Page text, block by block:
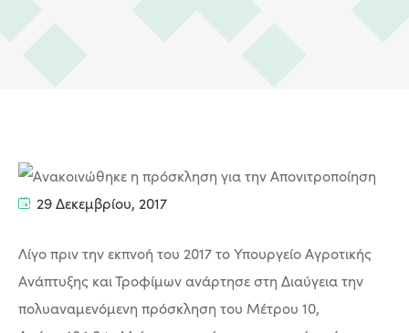
29 Δεκεμβρίου, 2017
Λίγο πριν την εκπνοή του 2017 το Υπουργείο Αγροτικής
Ανάπτυξης και Τροφίμων ανάρτησε στη Διαύγεια την
πολυαναμενόμενη πρόσκληση του Μέτρου 10,